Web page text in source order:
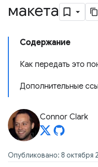
макета
Содержание
Как передать это
Дополнительные
Connor Clark
Опубликовано: 8 октября